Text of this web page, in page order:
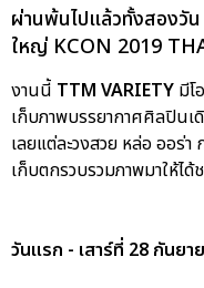
ผ่านพ้นไปแล้วทั้งสองวั
ใหญ่ KCON 2019
งานนี้ TTM VARIETY มีโ
เก็บภาพบรรยากาศศิลปิน
เลยแต่ละวงสวย หล่อ ออร่า
เก็บตกรวบรวมภาพมาให้ไ
วันแรก - เสาร์ที่ 28 กันยา